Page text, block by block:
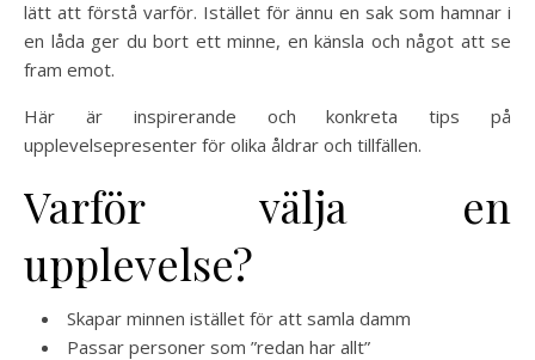
lätt att förstå varför. Istället för ännu en sak som hamnar i
en låda ger du bort ett minne, en känsla och något att se
fram emot.
Här är inspirerande och konkreta tips på
upplevelsepresenter för olika åldrar och tillfällen.
Varför välja en
upplevelse?
Skapar minnen istället för att samla damm
Passar personer som ”redan har allt”